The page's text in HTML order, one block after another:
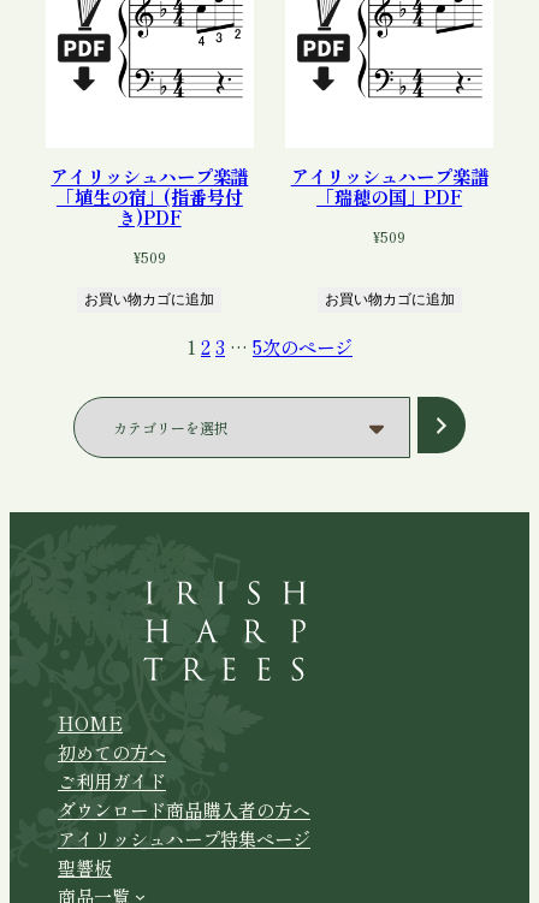
アイリッシュハープ楽譜
「埴生の宿」(指番号付
き)PDF
¥509
お買い物カゴに追加
アイリッシュハープ楽譜
「瑞穂の国」PDF
¥509
お買い物カゴに追加
1 23 … 5次のページ
カ
テ
HOME
初めての方へ
ご利用ガイド
ダウンロード商品購入者の方へ
アイリッシュハープ特集ページ
聖響板
商品一覧